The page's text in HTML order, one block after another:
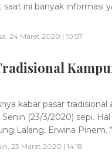
ini banyak informasi
24 Maret 2020 | 10:57
kabar pasar tradisional
(23/3/2020) sepi.
Lalang, Erwina Pinem.
23 Maret 2020 | 14:18